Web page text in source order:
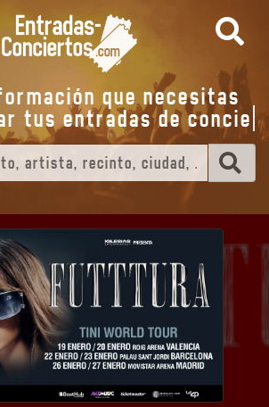
que necesitas
tus entradas deconc